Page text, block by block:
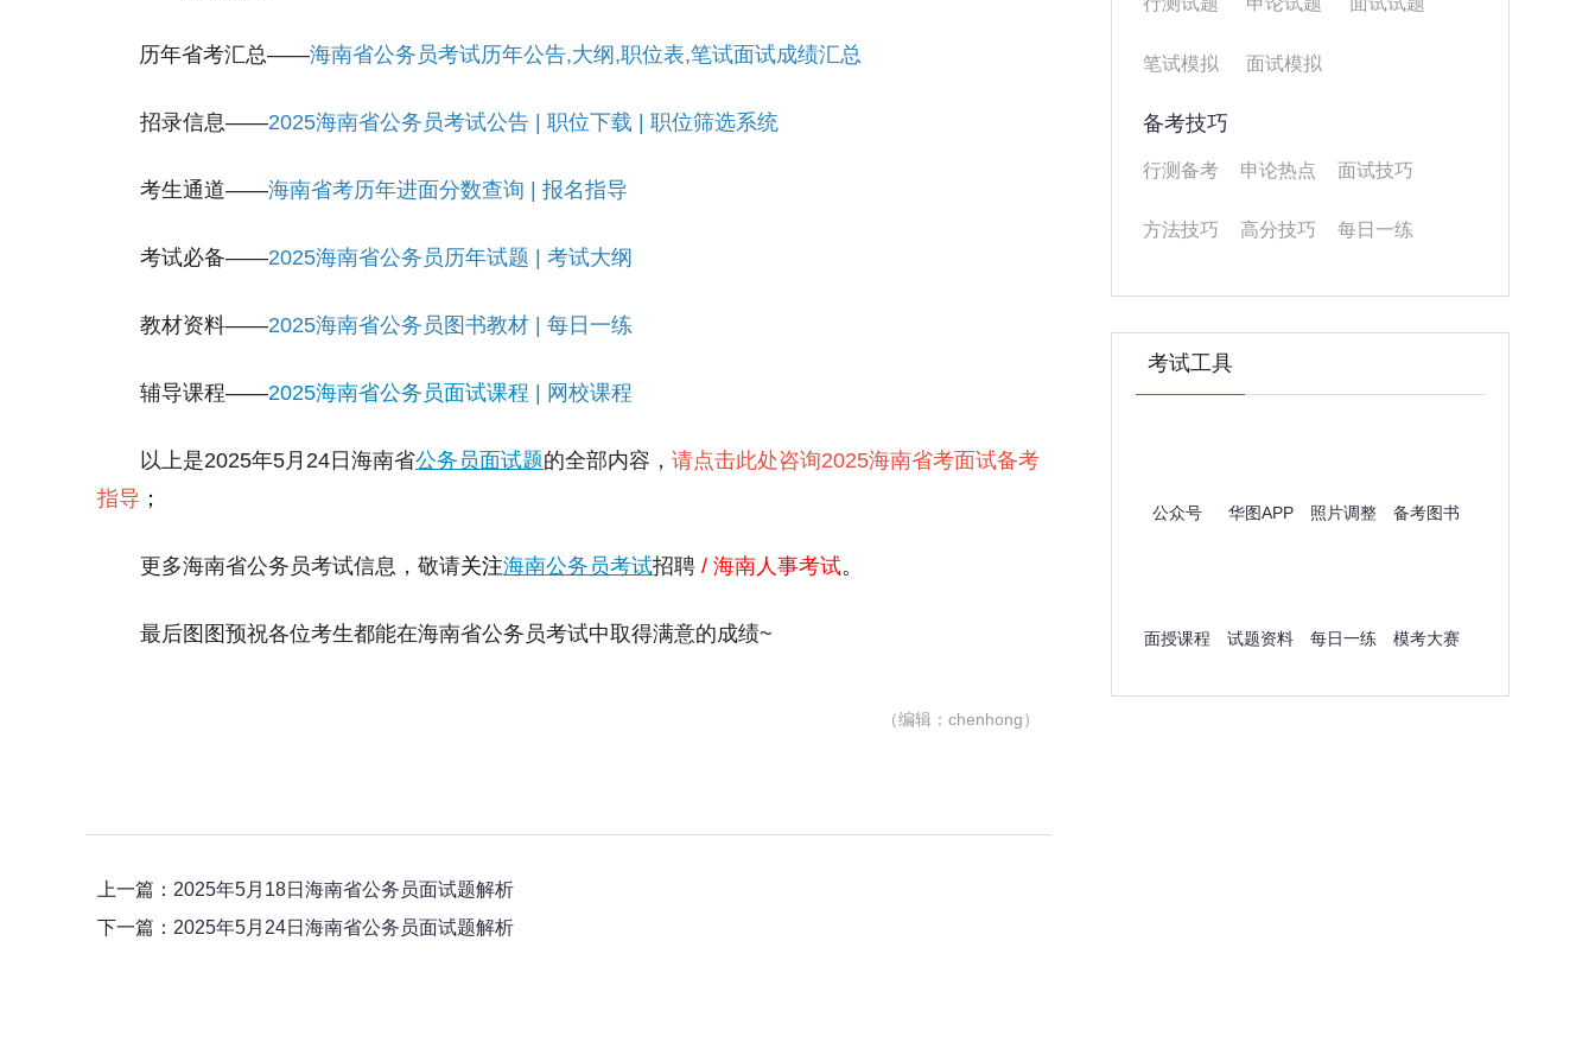
历年省考汇总——海南省公务员考试历年公告,大纲,职位表,笔试面试成绩汇总
招录信息——2025海南省公务员考试公告 职位下载 职位筛选系统
考生通道——海南省考历年进面分数查询 报名指导
考试必备——2025海南省公务员历年试题 考试大纲
教材资料——2025海南省公务员图书教材 每日一练
辅导课程——2025海南省公务员面试课程 网校课程
以上是2025年5月24日海南省公务员面试题的全部内容， 请点击此处咨询2025海南省考面试备考
指导 ；
更多海南省公务员考试信息，敬请关注海南公务员考试招聘 / 海南人事考试。
最后图图预祝各位考生都能在海南省公务员考试中取得满意的成绩~
（编辑：chenhong）
上一篇： 2025年5月18日海南省公务员面试题解析
下一篇： 2025年5月24日海南省公务员面试题解析
笔试模拟 面试模拟
备考技巧
行测备考 申论热点 面试技巧
方法技巧 高分技巧 每日一练
考试工具
公众号 华图APP 照片调整 备考图书
面授课程 试题资料 每日一练 模考大赛